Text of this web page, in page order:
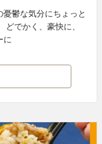
鬱な気分にちょっと
でかく、豪快に、
に